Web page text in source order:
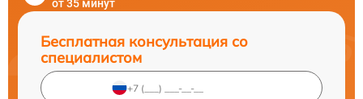
от 35 минут
Бесплатная консультация со
специалистом